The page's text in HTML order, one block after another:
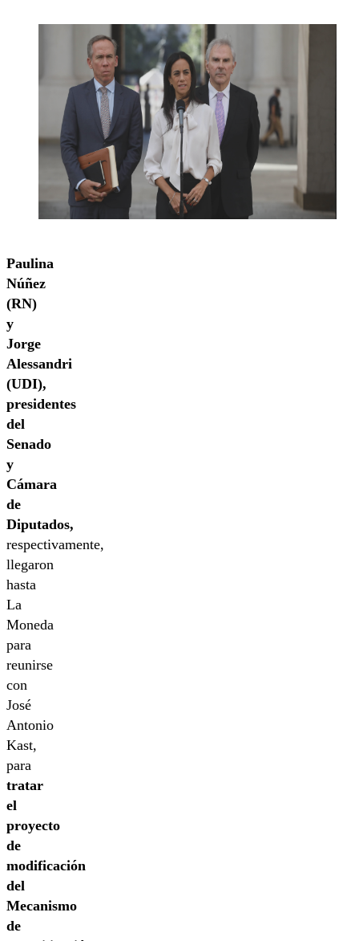
Paulina
Núñez
(RN)
y
Jorge
Alessandri
(UDI),
presidentes
del
Senado
y
Cámara
de
Diputados,
respectivamente,
llegaron
hasta
La
Moneda
para
reunirse
con
José
Antonio
Kast,
para
tratar
el
proyecto
de
modificación
del
Mecanismo
de